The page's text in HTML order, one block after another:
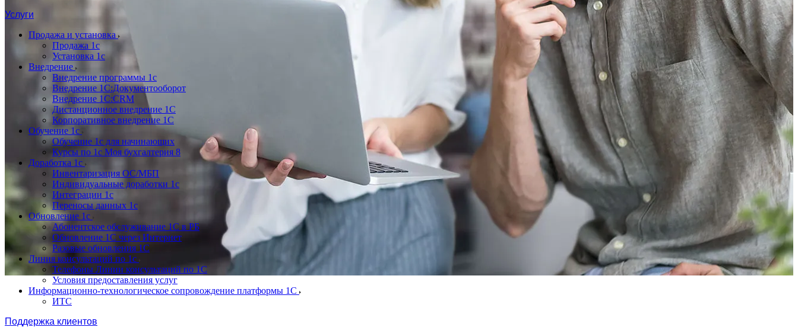
Услуги
Продажа и установка
Продажа 1с
Установка 1с
Внедрение
Внедрение программы 1с
Внедрение 1С:Документооборот
Внедрение 1С:CRM
Дистанционное внедрение 1С
Корпоративное внедрение 1С
Обучение 1с
Обучение 1с для начинающих
Курсы по 1с Моя бухгалтерия 8
Доработка 1с
Инвентаризация ОС/МБП
Индивидуальные доработки 1с
Интеграции 1с
Переносы данных 1с
Обновление 1с
Абонентское обслуживание 1С в РБ
Обновление 1С через Интернет
Разовые обновления 1С
Линия консультаций по 1с
Телефоны Линии консультаций по 1С
Условия предоставления услуг
Информационно-технологическое сопровождение платформы 1С
ИТС
Поддержка клиентов